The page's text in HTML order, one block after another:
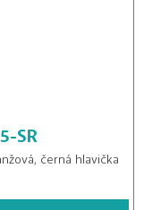
SR
černá hlavička